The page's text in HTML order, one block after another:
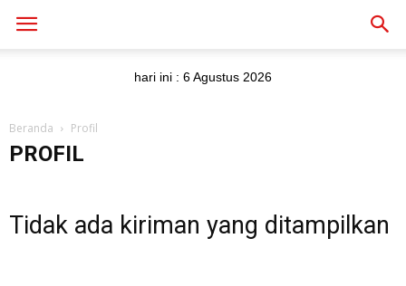
hari ini : 6 Agustus 2026
Beranda Profil
PROFIL
Tidak ada kiriman yang ditampilkan